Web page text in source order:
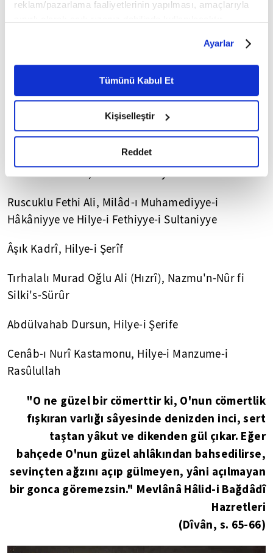
reklam/pazarlama faaliyetlerinin yapılması, amaçlarıyla
belirleyebilirsiniz. Çerezlere ilişkin detaylı bilgi için
Ayarlar butonuna tıklayabilir,Çerez Bilgilendirme
Metnimizi ziyaret edebilirsiniz.
6698 sayılı Kişisel Verilerin Korunması Kanunu uyarınca
okumak ve sitemizi ziyaretiniz kapsamında
gerçekleştirilen veri işleme faaliyetleri ile ilgili daha
detaylı bilgi almak için lütfentıklayınız.
Ayarlar
Tümünü Kabul Et
Kişiselleştir
Reddet
Bosnalı Mustafa, Tercüme-i Hilyetü'n-Nebî
Ruscuklu Fethi Ali, Milâd-ı Muhamediyye-i
Hâkâniyye ve Hilye-i Fethiyye-i Sultaniyye
Âşık Kadrî, Hilye-i Şerîf
Tırhalalı Murad Oğlu Ali (Hızrî), Nazmu'n-Nûr fi
Silki's-Sürûr
Abdülvahab Dursun, Hilye-i Şerife
Cenâb-ı Nurî Kastamonu, Hilye-i Manzume-i
Rasûlullah
"O ne güzel bir cömerttir ki, O'nun cömertlik
fışkıran varlığı sâyesinde denizden inci, sert
taştan yâkut ve dikenden gül çıkar. Eğer
bahçede O'nun güzel ahlâkından bahsedilirse,
sevinçten ağzını açıp gülmeyen, yâni açılmayan
bir gonca göremezsin." Mevlânâ Hâlid-i Bağdâdî
Hazretleri
(Dîvân, s. 65-66)